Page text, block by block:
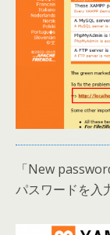
「New
パスワードを入